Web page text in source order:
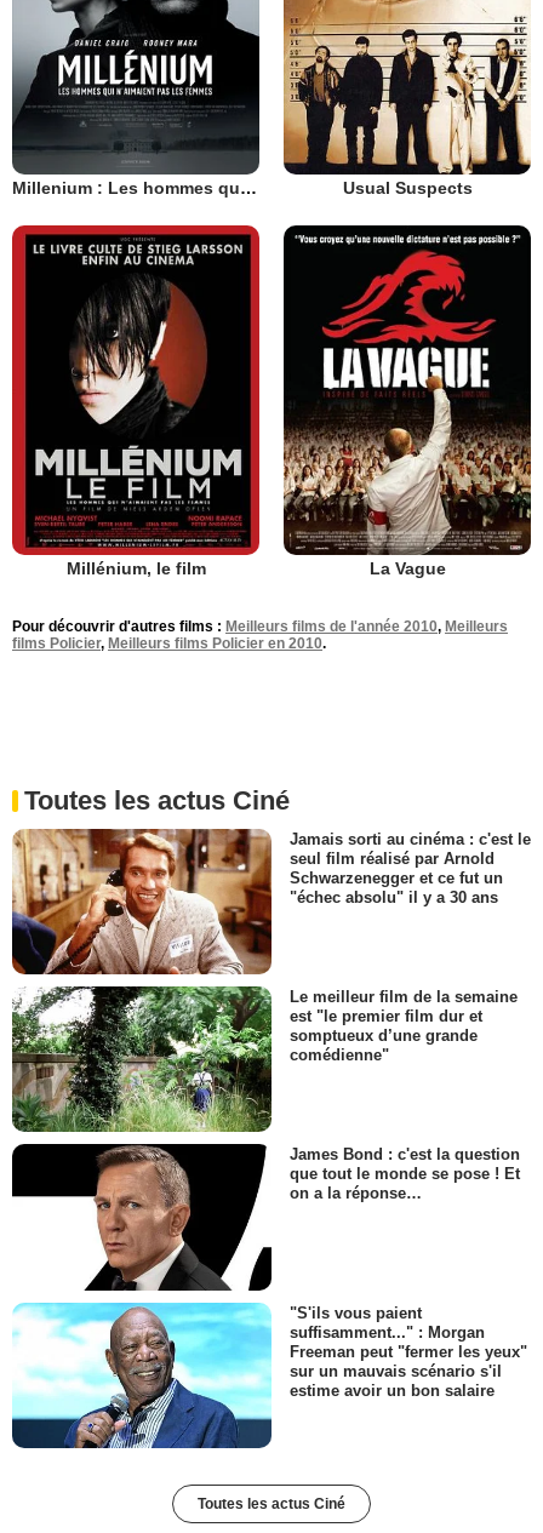
Millenium : Les hommes qui n’aimaient pas les femmes Usual Suspects
Millénium, le film La Vague
Pour découvrir d'autres films : Meilleurs films de l'année 2010, Meilleurs
films Policier, Meilleurs films Policier en 2010.
Toutes les actus Ciné
Jamais sorti au cinéma : c'est le
seul film réalisé par Arnold
Schwarzenegger et ce fut un
"échec absolu" il y a 30 ans
Le meilleur film de la semaine
est "le premier film dur et
somptueux d’une grande
comédienne"
James Bond : c'est la question
que tout le monde se pose ! Et
on a la réponse…
"S'ils vous paient
suffisamment..." : Morgan
Freeman peut "fermer les yeux"
sur un mauvais scénario s'il
estime avoir un bon salaire
Toutes les actus Ciné